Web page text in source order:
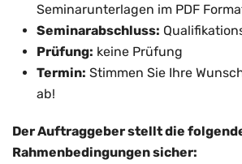
Seminarunterlagen im PDF
Seminarabschluss:
Prüfung: keine Prüfung
Termin: Stimmen Sie Ihre
ab!
Der Auftraggeber stellt die
Rahmenbedingungen sicher: